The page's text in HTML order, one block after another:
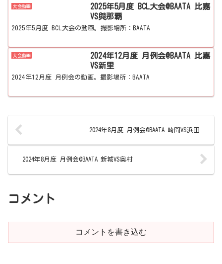
大会動画
2025年5月度 BCL大会@BAATA 比嘉
VS與那覇
2025年5月度 BCL大会の動画。撮影場所：BAATA
大会動画
2024年12月度 月例会@BAATA 比嘉
VS新里
2024年12月度 月例会の動画。撮影場所：BAATA
2024年8月度 月例会@BAATA 崎間VS浜田
2024年8月度 月例会@BAATA 新城VS奥村
コメント
コメントを書き込む